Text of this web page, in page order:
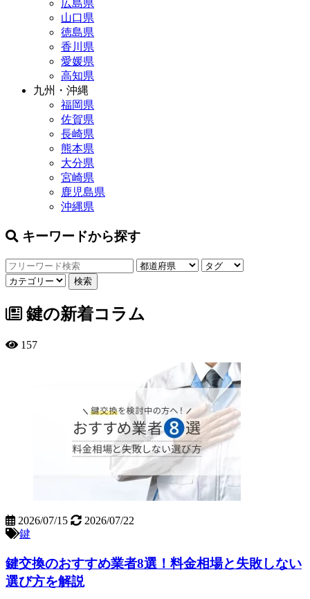
広島県
山口県
徳島県
香川県
愛媛県
高知県
九州・沖縄
福岡県
佐賀県
長崎県
熊本県
大分県
宮崎県
鹿児島県
沖縄県
キーワードから探す
鍵の新着コラム
157
2026/07/15
2026/07/22
鍵
鍵交換のおすすめ業者8選！料金相場と失敗しない
選び方を解説